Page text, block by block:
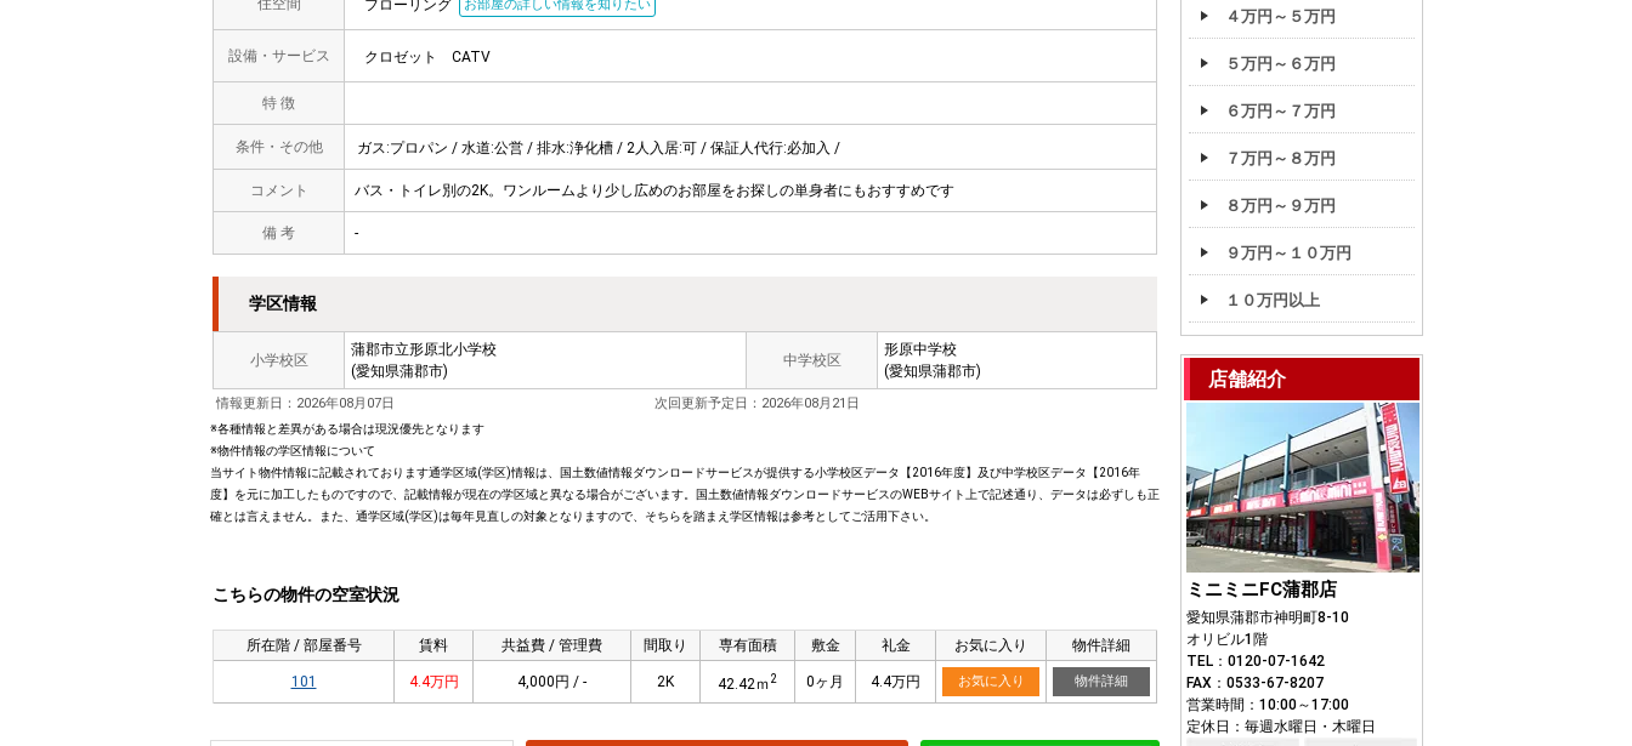
住空間 フローリング お部屋の詳しい情報を知りたい
設備・サービス クロゼット CATV
特 徴
条件・その他 ガス:プロパン / 水道:公営 / 排水:浄化槽 / 2人入居:可 / 保証人代行:必加入 /
コメント バス・トイレ別の2K。ワンルームより少し広めのお部屋をお探しの単身者にもおすすめです
備 考 -
学区情報
小学校区
蒲郡市立形原北小学校
(愛知県蒲郡市)
中学校区
形原中学校
(愛知県蒲郡市)
情報更新日：2026年08月07日 次回更新予定日：2026年08月21日
※各種情報と差異がある場合は現況優先となります
※物件情報の学区情報について
当サイト物件情報に記載されております通学区域(学区)情報は、国土数値情報ダウンロードサービスが提供する小学校区データ【2016年度】及び中学校区データ【2016年
度】を元に加工したものですので、記載情報が現在の学区域と異なる場合がございます。国土数値情報ダウンロードサービスのWEBサイト上で記述通り、データは必ずしも正
確とは言えません。また、通学区域(学区)は毎年見直しの対象となりますので、そちらを踏まえ学区情報は参考としてご活用下さい。
こちらの物件の空室状況
所在階 / 部屋番号 賃料 共益費 / 管理費 間取り 専有面積 敷金 礼金 お気に入り 物件詳細
101 4.4万円 4,000円 / - 2K 42.42ｍ2 0ヶ月 4.4万円 お気に入り 物件詳細
４万円～５万円
５万円～６万円
６万円～７万円
７万円～８万円
８万円～９万円
９万円～１０万円
１０万円以上
店舗紹介
ミニミニFC蒲郡店
愛知県蒲郡市神明町8-10
オリビル1階
TEL：0120-07-1642
FAX：0533-67-8207
営業時間：10:00～17:00
定休日：毎週水曜日・木曜日